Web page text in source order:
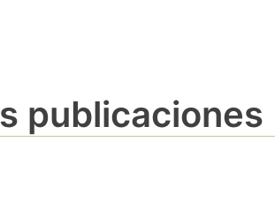
publicaciones